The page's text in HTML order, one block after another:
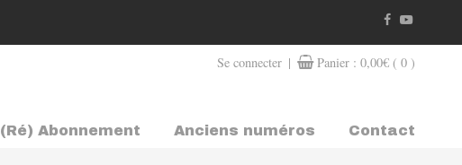
Se connecter | Panier : 0,00€ ( 0 )
(Ré) Abonnement Anciens numéros Contact